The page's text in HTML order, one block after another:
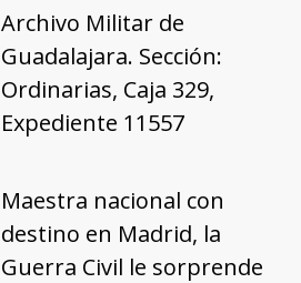
Archivo Militar de
Guadalajara. Sección:
Ordinarias, Caja 329,
Expediente 11557
Maestra nacional con
destino en Madrid, la
Guerra Civil le sorprende